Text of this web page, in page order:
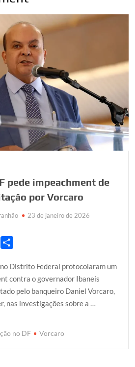
pede impeachment de
por Vorcaro
23 de janeiro de 2026
a
r
e
Distrito Federal protocolaram um
contra o governador Ibaneis
pelo banqueiro Daniel Vorcaro,
nas investigações sobre a …
no DF Vorcaro